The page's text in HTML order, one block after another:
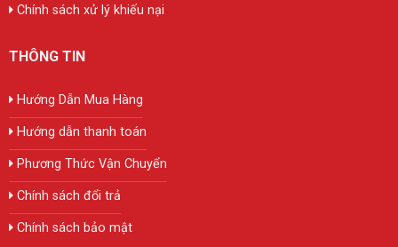
Chính sách xử lý khiếu nại
THÔNG TIN
Hướng Dẫn Mua Hàng
Hướng dẫn thanh toán
Phương Thức Vận Chuyển
Chính sách đổi trả
Chính sách bảo mật